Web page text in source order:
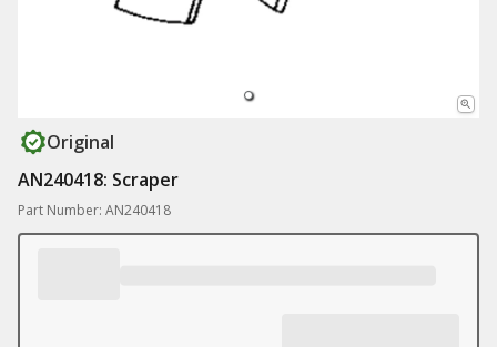
Original
AN240418: Scraper
Part Number: AN240418